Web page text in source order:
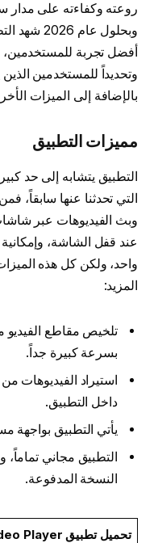
روعته وكفاءته على مدار
وبحلول
أفضل تجربة للمستخدمين،
وتحديداً للمستخدمين
بالإضافة إلى الميزات
مميزات التطبيق
التي تحدثنا عنها سابقاً،
وبث الفيديوهات عبر
عند قفل الشاشة،
واحد، ولكن كل هذه
المزيد:
تلخيص مقاطع الفيديو
بسرعة كبيرة جداً.
استيراد الفيديوهات
داخل التطبيق.
يأتي التطبيق بواجهة
التطبيق مجاني
النسخة المدفوعة.
تحميل تطبيق FoxFm – Offline Video Player للآيفون